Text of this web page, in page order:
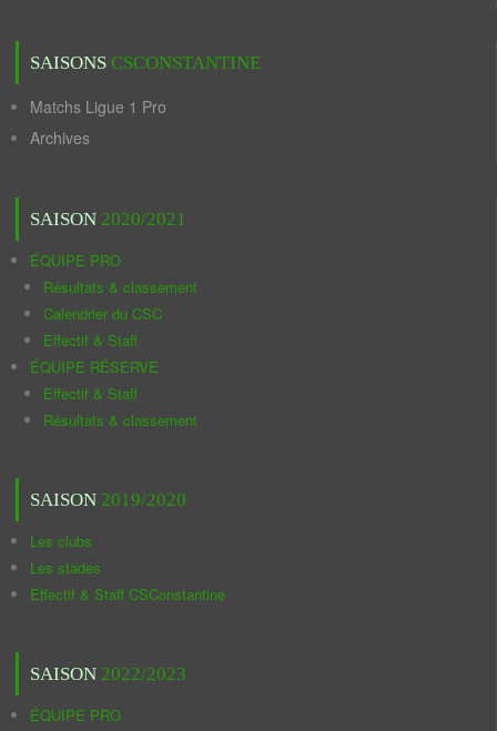
SAISONS CSCONSTANTINE
Matchs Ligue 1 Pro
Archives
SAISON 2020/2021
ÉQUIPE PRO
Résultats & classement
Calendrier du CSC
Effectif & Staff
ÉQUIPE RÉSERVE
Effectif & Staff
Résultats & classement
SAISON 2019/2020
Les clubs
Les stades
Effectif & Staff CSConstantine
SAISON 2022/2023
ÉQUIPE PRO